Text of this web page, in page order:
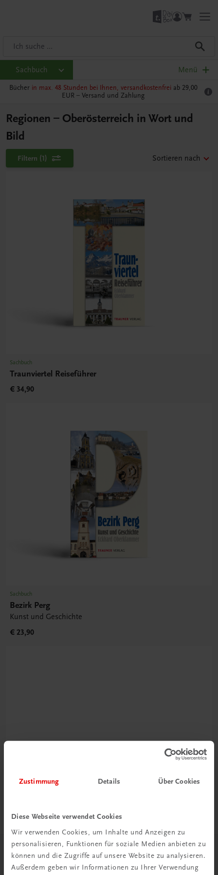
Zustimmung Details Über Cookies
Diese Webseite verwendet Cookies
Wir verwenden Cookies, um Inhalte und Anzeigen zu
personalisieren, Funktionen für soziale Medien anbieten zu
können und die Zugriffe auf unsere Website zu analysieren.
Außerdem geben wir Informationen zu Ihrer Verwendung
Sachbuch Menü
Bücher in max. 48 Stunden bei Ihnen, versandkostenfrei ab 29,00
EUR – Versand und Zahlung
Regionen – Oberösterreich in Wort und
Bild
Filtern (1) Sortieren nach
Sachbuch
Traunviertel Reiseführer
€ 34,90
Sachbuch
Bezirk Perg
Kunst und Geschichte
€ 23,90
& Versandkosten sparen
Herzlich willkommen bei TRAUNER!